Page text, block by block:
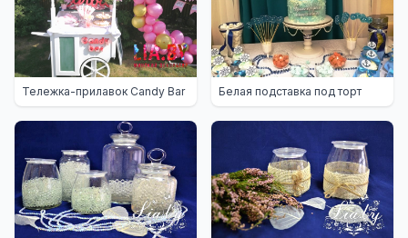
Тележка-прилавок Candy Bar Белая подставка под торт